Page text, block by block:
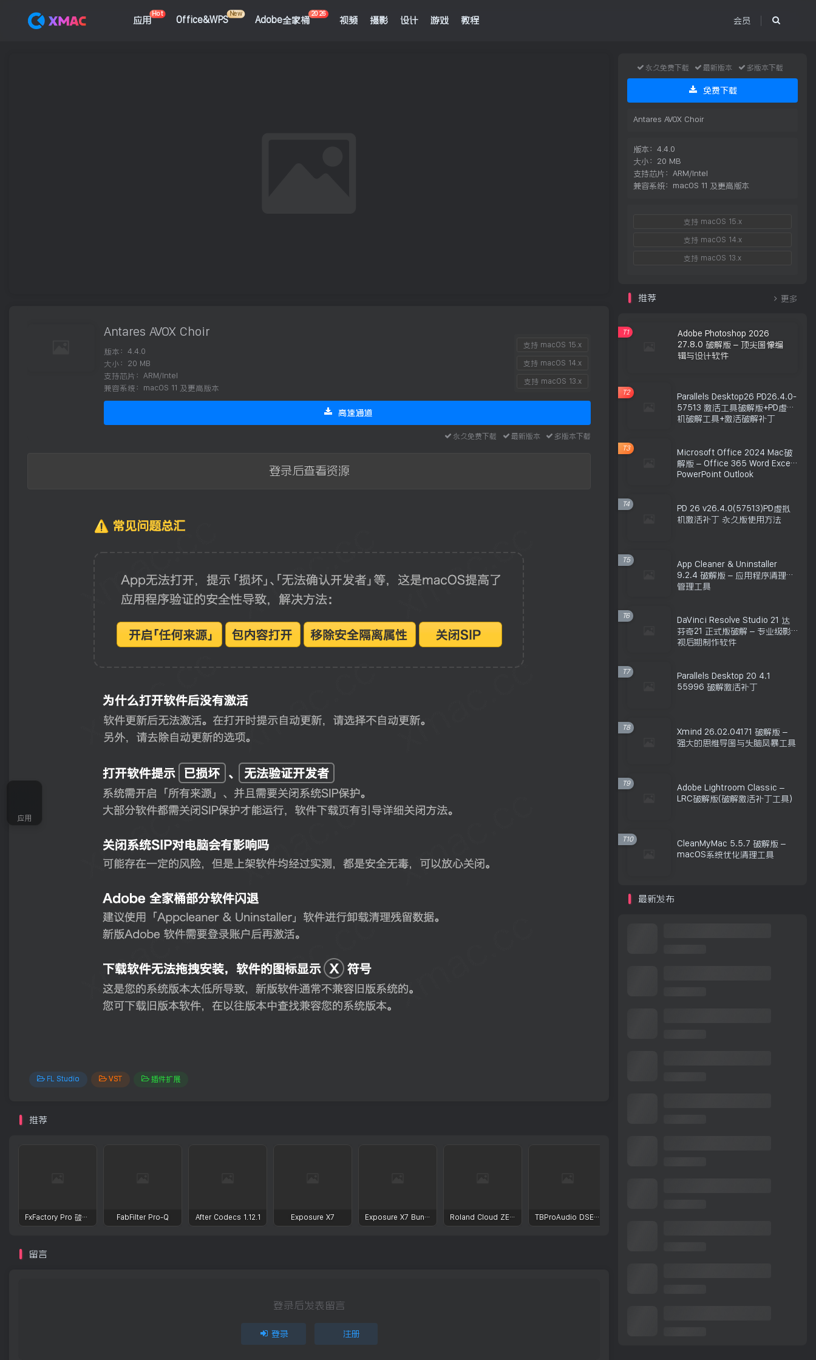
应用
Hot
Office&WPS
New
Adobe全家桶
2026
视频 摄影 设计 游戏 教程 会员
Antares AVOX Choir
版本：4.4.0
大小：20 MB
支持芯片：ARM/Intel
兼容系统：macOS 11 及更高版本
高速通道
永久免费下载 最新版本 多版本下载
支持 macOS 15.x
支持 macOS 14.x
支持 macOS 13.x
登录后查看资源
FL Studio VST 插件扩展
推荐
FxFactory Pro 破解版 视觉效果插件工具包 FabFilter Pro-Q After Codecs 1.12.1 Exposure X7 Exposure X7 Bundle Roland Cloud ZENOLOGY Pro Collection TBProAudio DSEQ3
留言
登录后发表留言
登录 注册
永久免费下载 最新版本 多版本下载
免费下载
Antares AVOX Choir
版本：4.4.0
大小：20 MB
支持芯片：ARM/Intel
兼容系统：macOS 11 及更高版本
支持 macOS 15.x
支持 macOS 14.x
支持 macOS 13.x
推荐 更多
Adobe Photoshop 2026
27.8.0 破解版 – 顶尖图像编
辑与设计软件
T1
Parallels Desktop26 PD26.4.0-
57513 激活工具破解版+PD虚拟
机破解工具+激活破解补丁
T2
Microsoft Office 2024 Mac破
解版 – Office 365 Word Excel
PowerPoint Outlook
T3
PD 26 v26.4.0(57513)PD虚拟
机激活补丁 永久版使用方法
T4
App Cleaner & Uninstaller
9.2.4 破解版 – 应用程序清理和
管理工具
T5
DaVinci Resolve Studio 21 达
芬奇21 正式版破解 – 专业级影
视后期制作软件
T6
Parallels Desktop 20 4.1
55996 破解激活补丁
T7
Xmind 26.02.04171 破解版 –
强大的思维导图与头脑风暴工具
T8
Adobe Lightroom Classic –
LRC破解版(破解激活补丁工具)
T9
CleanMyMac 5.5.7 破解版 –
macOS系统优化清理工具
T10
最新发布
应用